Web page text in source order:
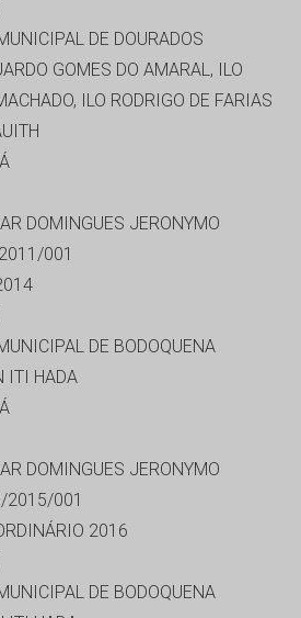
DE DOURADOS
GOMES DO AMARAL, ILO
ILO RODRIGO DE FARIAS
DOMINGUES JERONYMO
001
DE BODOQUENA
ITI HADA
DOMINGUES JERONYMO
2015/001
2016
DE BODOQUENA